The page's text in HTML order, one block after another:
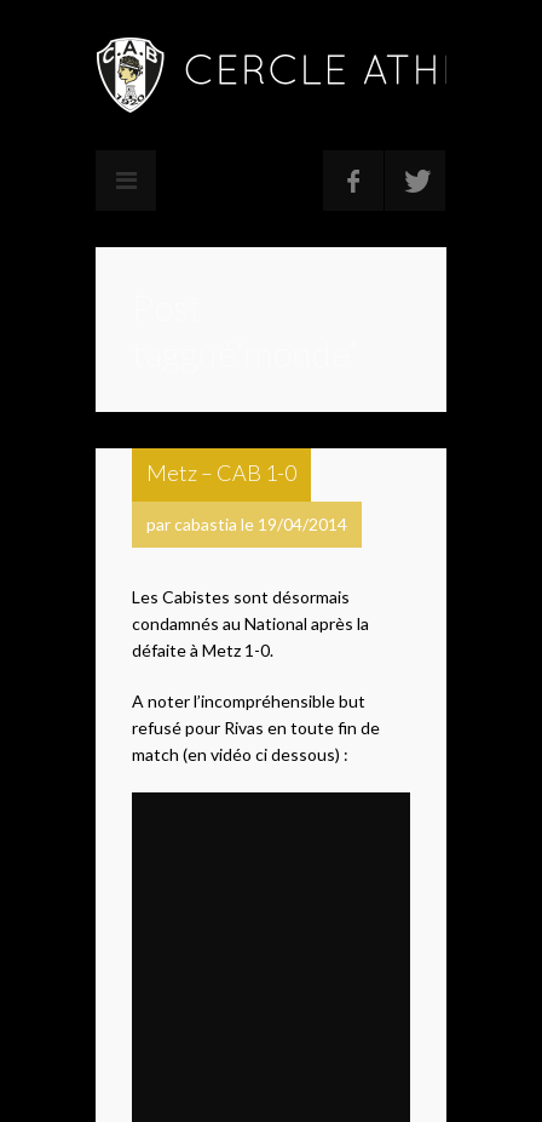
Metz – CAB 1-0
par cabastia le 19/04/2014
Les Cabistes sont désormais
condamnés au National après la
défaite à Metz 1-0.
A noter l’incompréhensible but
refusé pour Rivas en toute fin de
match (en vidéo ci dessous) :